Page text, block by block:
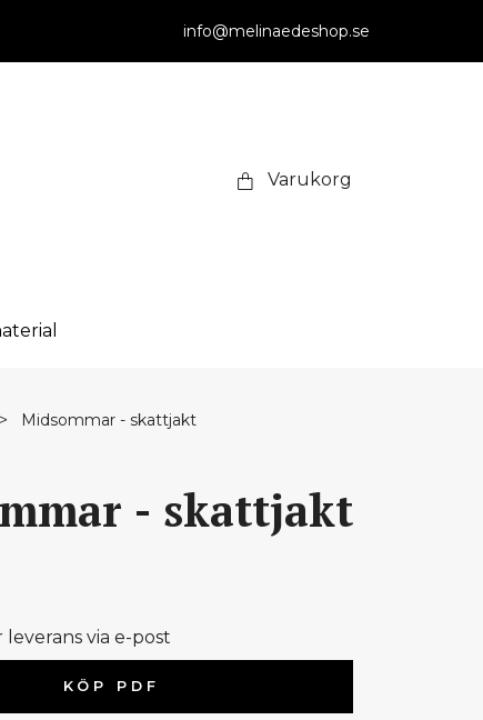
info@melinaedeshop.se
Varukorg
Midsommar - skattjakt
- skattjakt
via e-post
KÖP PDF